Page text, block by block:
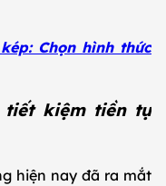
Chọn hình thức
tiết kiệm tiền tự
hiện nay đã ra mắt